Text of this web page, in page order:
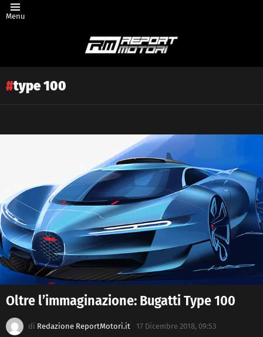
Menu
type 100
Oltre l’immaginazione: Bugatti Type 100
di Redazione ReportMotori.it 17 Dicembre 2018, 09:53